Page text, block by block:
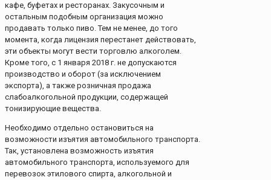
кафе, буфетах и ресторанах. Закусочным и
остальным подобным организация можно
продавать только пиво. Тем не менее, до того
момента, когда лицензия перестанет действовать,
эти объекты могут вести торговлю алкоголем.
Кроме того, с 1 января 2018 г. не допускаются
производство и оборот (за исключением
экспорта), а также розничная продажа
слабоалкогольной продукции, содержащей
тонизирующие вещества.
Необходимо отдельно остановиться на
возможности изъятия автомобильного транспорта.
Так, установлена возможность изъятия
автомобильного транспорта, используемого для
перевозок этилового спирта, алкогольной и